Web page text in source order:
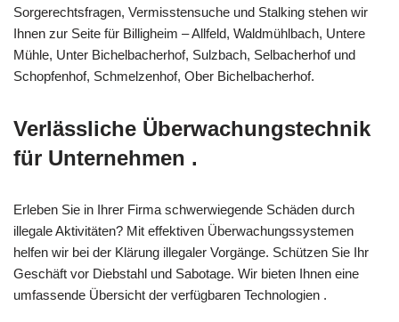
Sorgerechtsfragen, Vermisstensuche und Stalking stehen wir
Ihnen zur Seite für Billigheim – Allfeld, Waldmühlbach, Untere
Mühle, Unter Bichelbacherhof, Sulzbach, Selbacherhof und
Schopfenhof, Schmelzenhof, Ober Bichelbacherhof.
Verlässliche Überwachungstechnik
für Unternehmen .
Erleben Sie in Ihrer Firma schwerwiegende Schäden durch
illegale Aktivitäten? Mit effektiven Überwachungssystemen
helfen wir bei der Klärung illegaler Vorgänge. Schützen Sie Ihr
Geschäft vor Diebstahl und Sabotage. Wir bieten Ihnen eine
umfassende Übersicht der verfügbaren Technologien .